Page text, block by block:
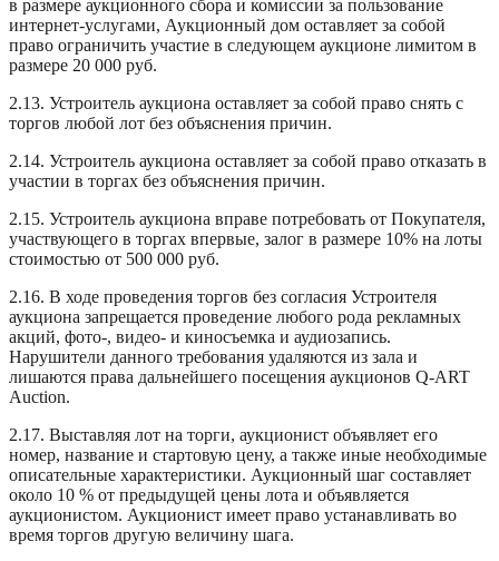
в размере аукционного сбора и комиссии за пользование
интернет-услугами, Аукционный дом оставляет за собой
право ограничить участие в следующем аукционе лимитом в
размере 20 000 руб.
2.13. Устроитель аукциона оставляет за собой право снять с
торгов любой лот без объяснения причин.
2.14. Устроитель аукциона оставляет за собой право отказать в
участии в торгах без объяснения причин.
2.15. Устроитель аукциона вправе потребовать от Покупателя,
участвующего в торгах впервые, залог в размере 10% на лоты
стоимостью от 500 000 руб.
2.16. В ходе проведения торгов без согласия Устроителя
аукциона запрещается проведение любого рода рекламных
акций, фото-, видео- и киносъемка и аудиозапись.
Нарушители данного требования удаляются из зала и
лишаются права дальнейшего посещения аукционов Q-ART
Auction.
2.17. Выставляя лот на торги, аукционист объявляет его
номер, название и стартовую цену, а также иные необходимые
описательные характеристики. Аукционный шаг составляет
около 10 % от предыдущей цены лота и объявляется
аукционистом. Аукционист имеет право устанавливать во
время торгов другую величину шага.